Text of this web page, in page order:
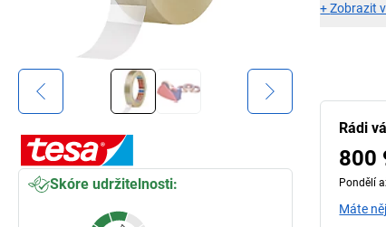
Skóre udržitelnosti:
+Zobrazit
Rádi
800
Pondělí
Máte